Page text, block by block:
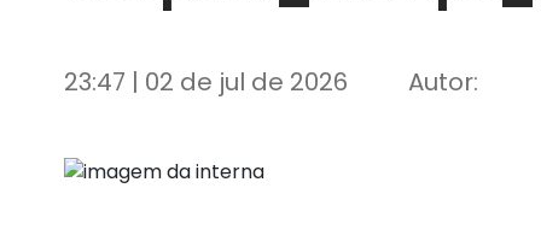
23:47 | 02 de jul de 2026 Autor: